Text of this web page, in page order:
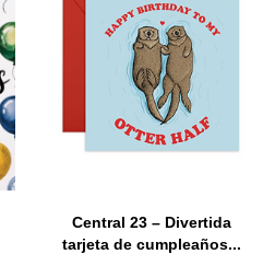
Central 23 – Divertida
tarjeta de cumpleaños...